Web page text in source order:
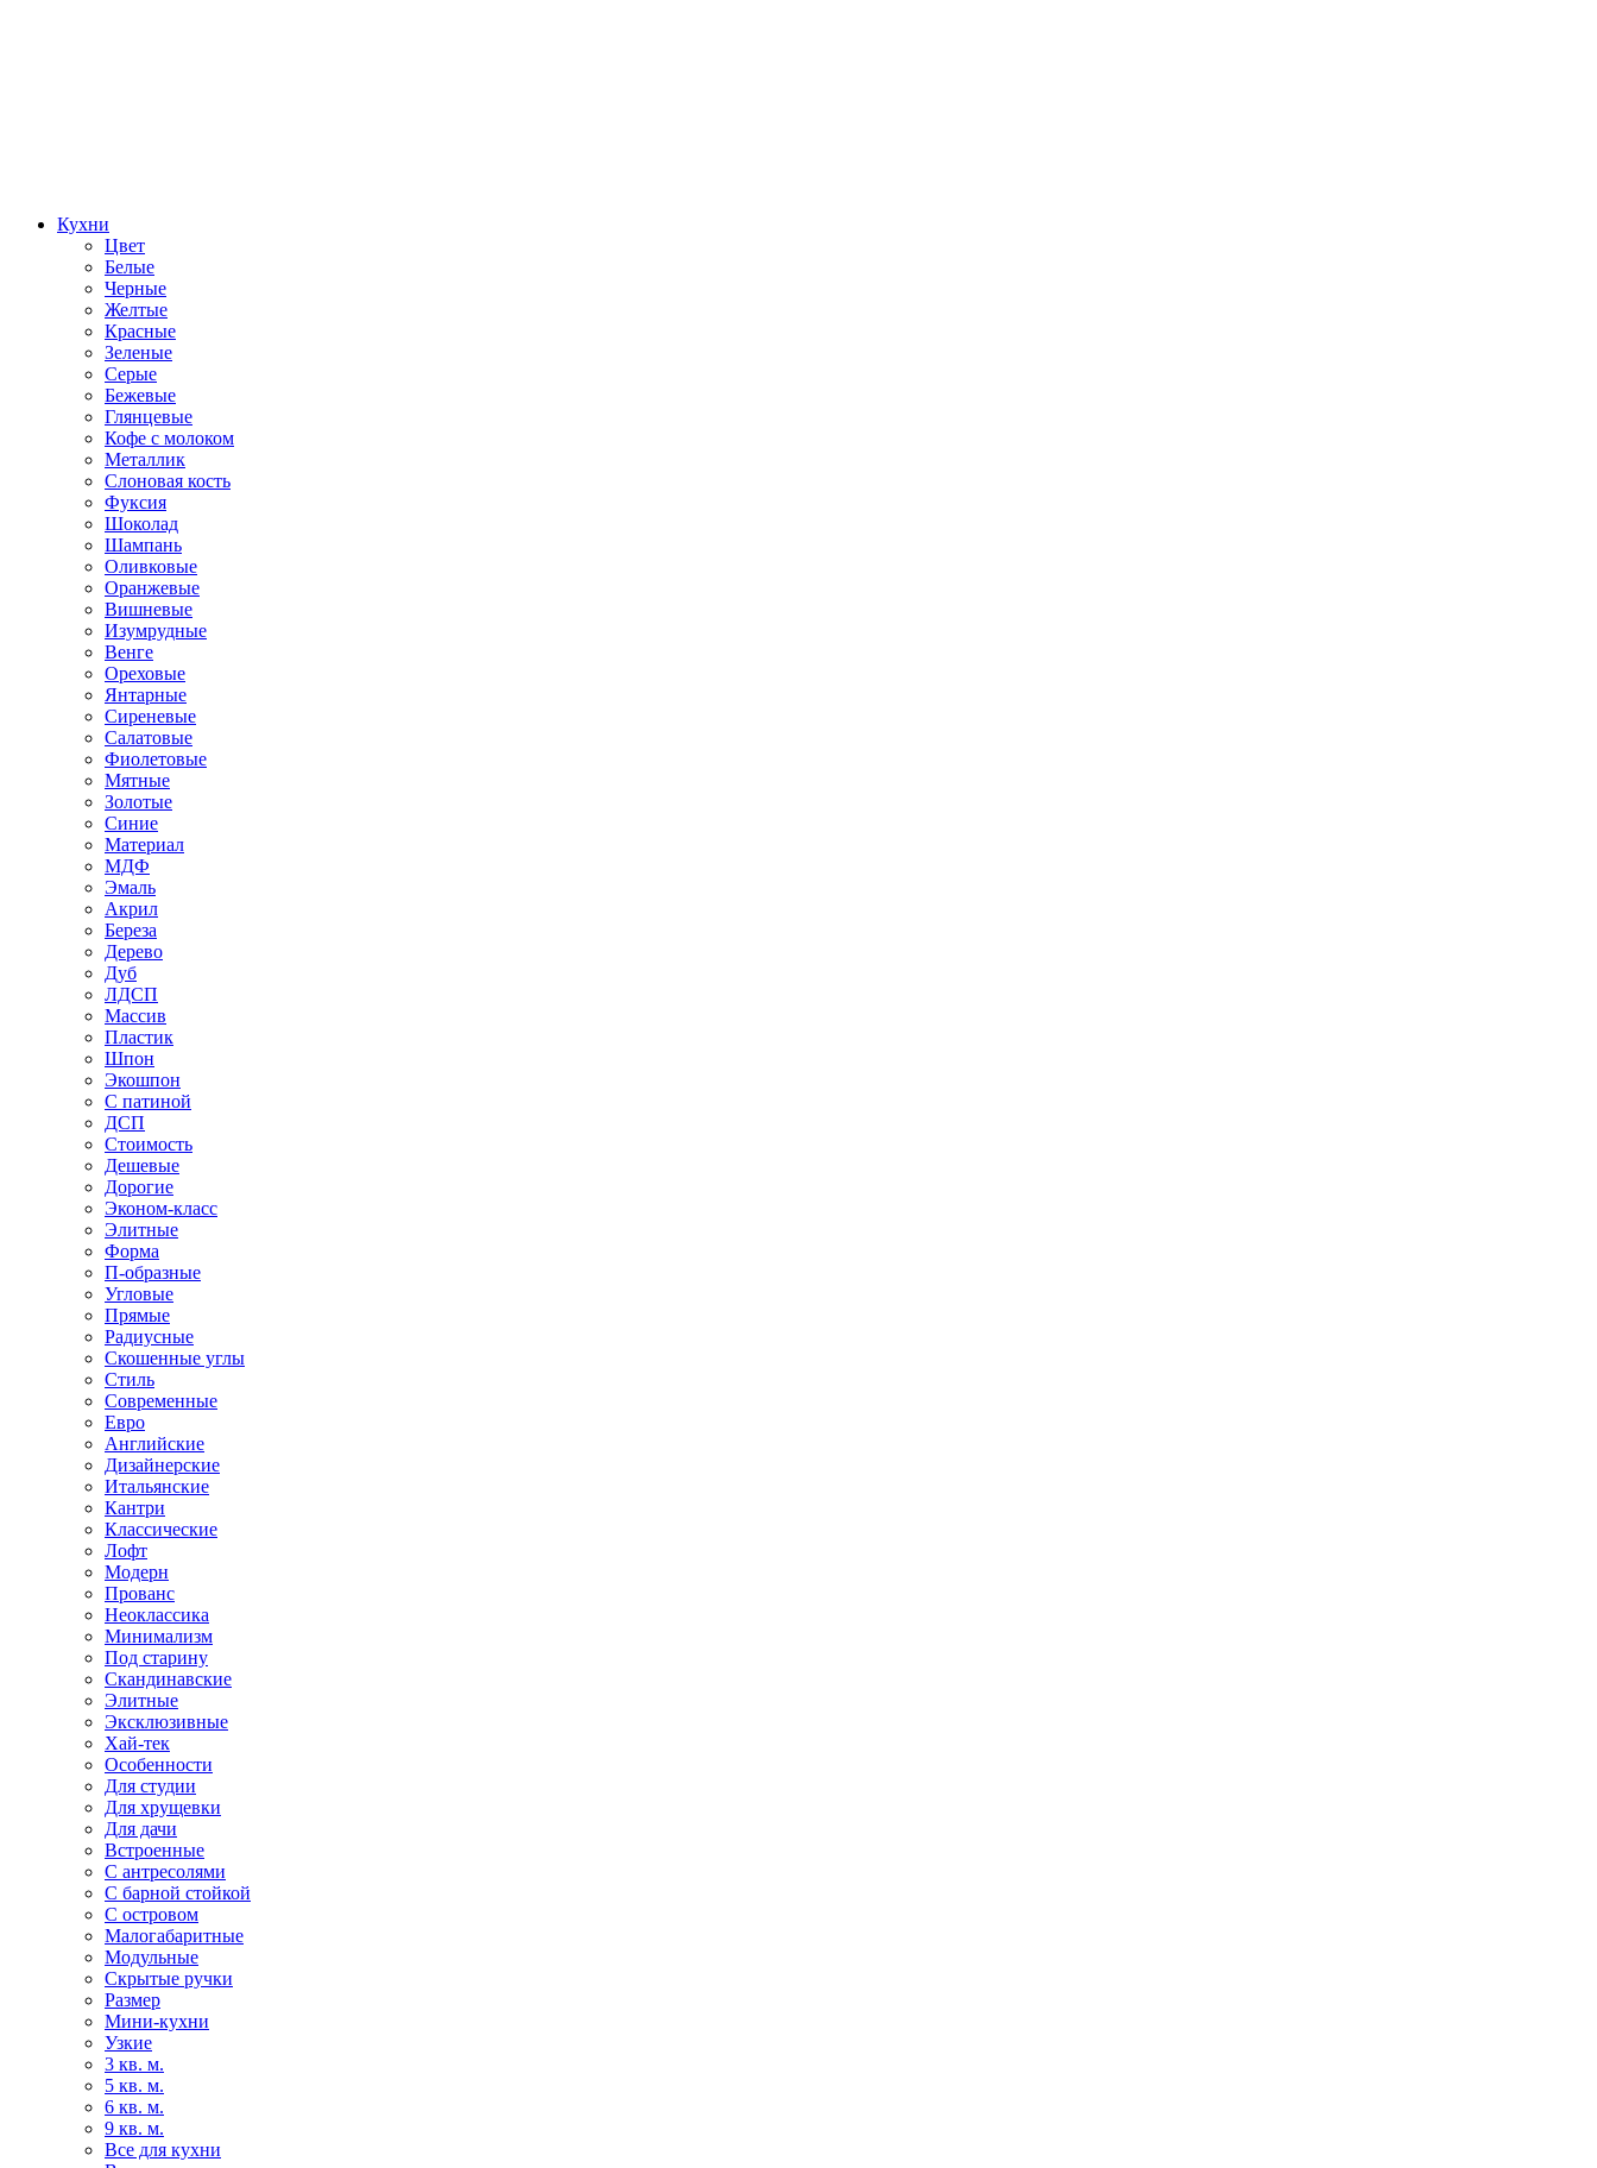
Кухни
Цвет
Белые
Черные
Желтые
Красные
Зеленые
Серые
Бежевые
Глянцевые
Кофе с молоком
Металлик
Слоновая кость
Фуксия
Шоколад
Шампань
Оливковые
Оранжевые
Вишневые
Изумрудные
Венге
Ореховые
Янтарные
Сиреневые
Салатовые
Фиолетовые
Мятные
Золотые
Синие
Материал
МДФ
Эмаль
Акрил
Береза
Дерево
Дуб
ЛДСП
Массив
Пластик
Шпон
Экошпон
С патиной
ДСП
Стоимость
Дешевые
Дорогие
Эконом-класс
Элитные
Форма
П-образные
Угловые
Прямые
Радиусные
Скошенные углы
Стиль
Современные
Евро
Английские
Дизайнерские
Итальянские
Кантри
Классические
Лофт
Модерн
Прованс
Неоклассика
Минимализм
Под старину
Скандинавские
Элитные
Эксклюзивные
Хай-тек
Особенности
Для студии
Для хрущевки
Для дачи
Встроенные
С антресолями
С барной стойкой
С островом
Малогабаритные
Модульные
Скрытые ручки
Размер
Мини-кухни
Узкие
3 кв. м.
5 кв. м.
6 кв. м.
9 кв. м.
Все для кухни